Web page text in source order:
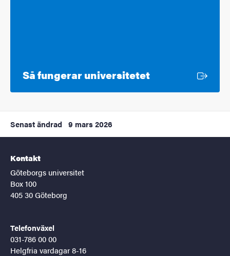
Så fungerar universitetetExtern länk
Senast ändrad 9 mars 2026
Kontakt
Göteborgs universitet
Box 100
405 30 Göteborg
Telefonväxel
031-786 00 00
Helgfria vardagar 8-16